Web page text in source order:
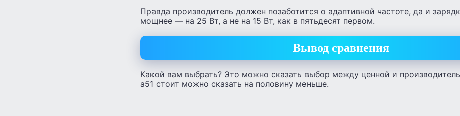
Правда производитель должен позаботится о адаптивной частоте, да и
мощнее — на 25 Вт, а не на 15 Вт, как в пятьдесят первом.
Вывод сравнения
Какой вам выбрать? Это можно сказать выбор между ценной и
а51 стоит можно сказать на половину меньше.